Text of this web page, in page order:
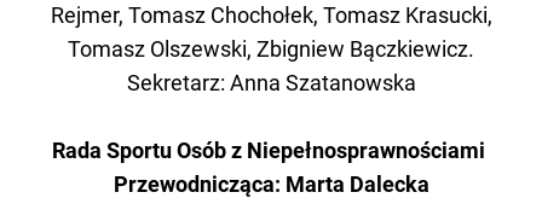
Rejmer, Tomasz Chochołek, Tomasz Krasucki,
Tomasz Olszewski, Zbigniew Bączkiewicz.
Sekretarz: Anna Szatanowska
Rada Sportu Osób z Niepełnosprawnościami
Przewodnicząca: Marta Dalecka